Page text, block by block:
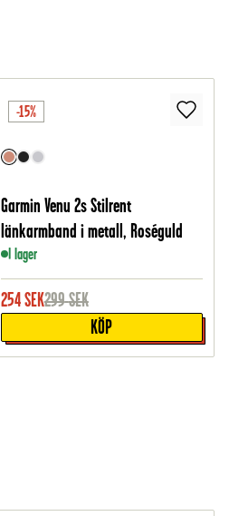
-15%
Garmin Venu 2s Stilrent
länkarmband i metall, Roséguld
I lager
254SEK299SEK
KÖP